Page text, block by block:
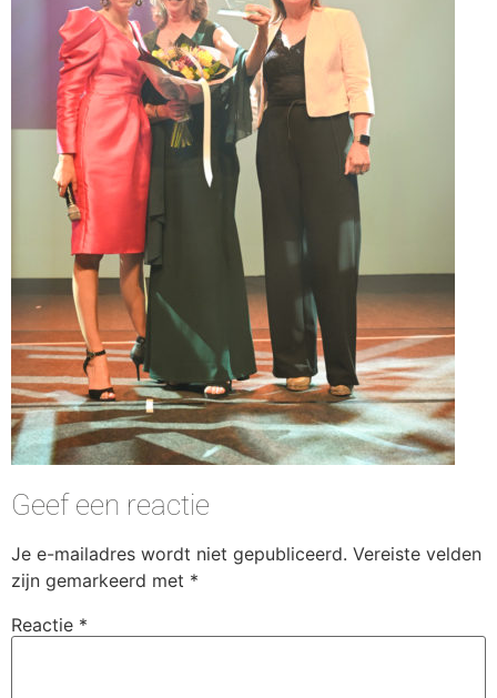
Geef een reactie
Je e-mailadres wordt niet gepubliceerd. Vereiste velden
zijn gemarkeerd met *
Reactie *